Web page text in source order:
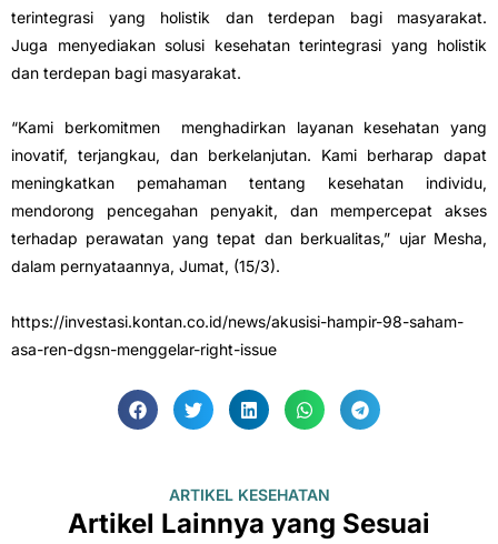
terintegrasi yang holistik dan terdepan bagi masyarakat.
Juga menyediakan solusi kesehatan terintegrasi yang holistik
dan terdepan bagi masyarakat.
“Kami berkomitmen menghadirkan layanan kesehatan yang
inovatif, terjangkau, dan berkelanjutan. Kami berharap dapat
meningkatkan pemahaman tentang kesehatan individu,
mendorong pencegahan penyakit, dan mempercepat akses
terhadap perawatan yang tepat dan berkualitas,” ujar Mesha,
dalam pernyataannya, Jumat, (15/3).
https://investasi.kontan.co.id/news/akusisi-hampir-98-saham-
asa-ren-dgsn-menggelar-right-issue
ARTIKEL KESEHATAN
Artikel Lainnya yang Sesuai